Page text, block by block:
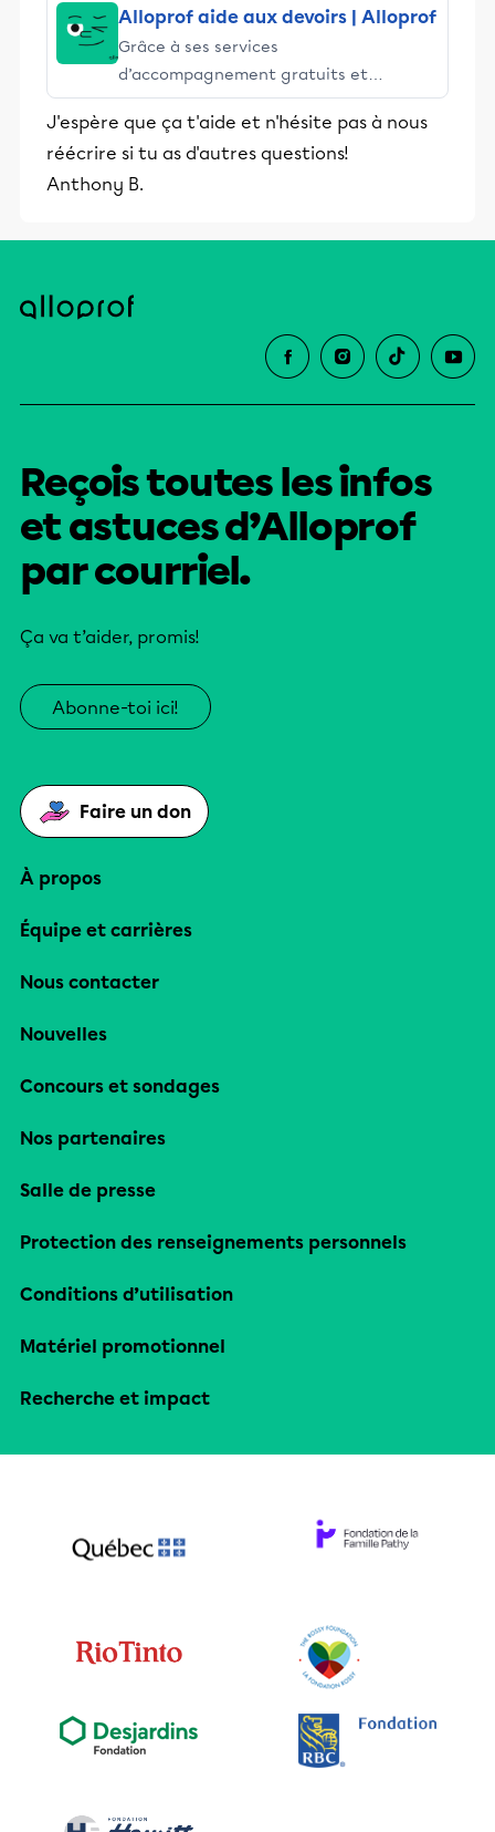
Alloprof aide aux devoirs | Alloprof
Grâce à ses services
d’accompagnement gratuits et
stimulants, Alloprof engage les élèves
et leurs parents dans la réussite
éducative.
J'espère que ça t'aide et n'hésite pas à nous
réécrire si tu as d'autres questions!
Anthony B.
Reçois toutes les infos
et astuces d’Alloprof
par courriel.
Ça va t’aider, promis!
Abonne-toi ici!
Faire un don
À propos
Équipe et carrières
Nous contacter
Nouvelles
Concours et sondages
Nos partenaires
Salle de presse
Protection des renseignements personnels
Conditions d’utilisation
Matériel promotionnel
Recherche et impact